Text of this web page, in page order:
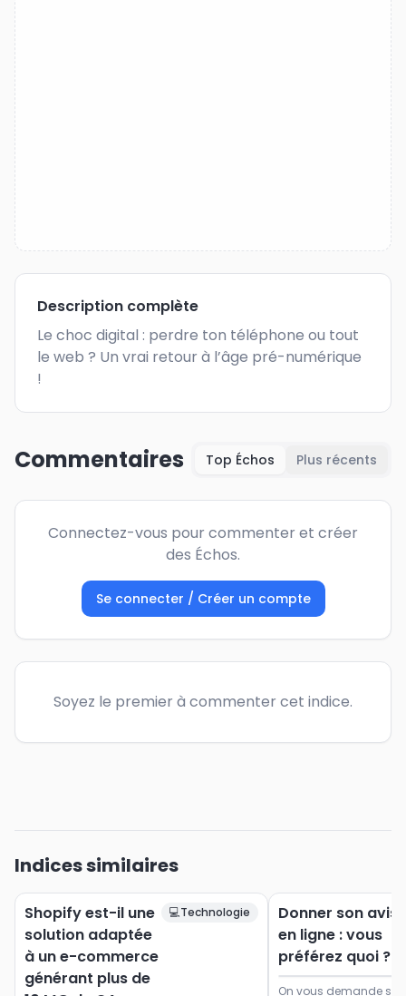
Description complète
Le choc digital : perdre ton téléphone ou tout
le web ? Un vrai retour à l’âge pré-numérique
!
Commentaires Top Échos Plus récents
Connectez-vous pour commenter et créer
des Échos.
Se connecter / Créer un compte
Soyez le premier à commenter cet indice.
Indices similaires
Shopify est-il une
solution adaptée
à un e-commerce
générant plus de
💻Technologie
Donner son avis
en ligne : vous
préférez quoi ?
On vous demande